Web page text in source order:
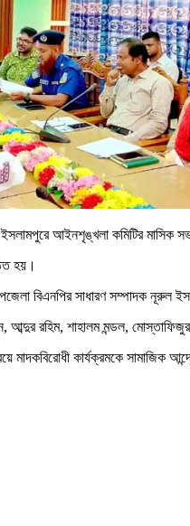
আইনশৃঙ্খলা কমিটির মাসিক
হয়।
বিএনপির সাধারণ সম্পাদক নূরুল
আব্দুর রহিম, শাহালম মন্ডল,
মাদকবিরোধী কার্যক্রমকে